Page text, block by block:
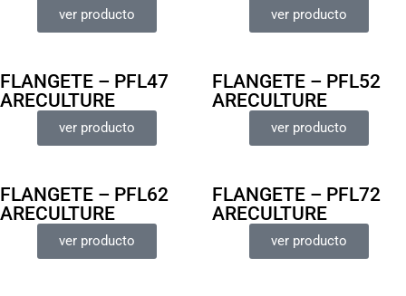
ver producto ver producto
FLANGETE – PFL47
ARECULTURE
ver producto
FLANGETE – PFL52
ARECULTURE
ver producto
FLANGETE – PFL62
ARECULTURE
ver producto
FLANGETE – PFL72
ARECULTURE
ver producto